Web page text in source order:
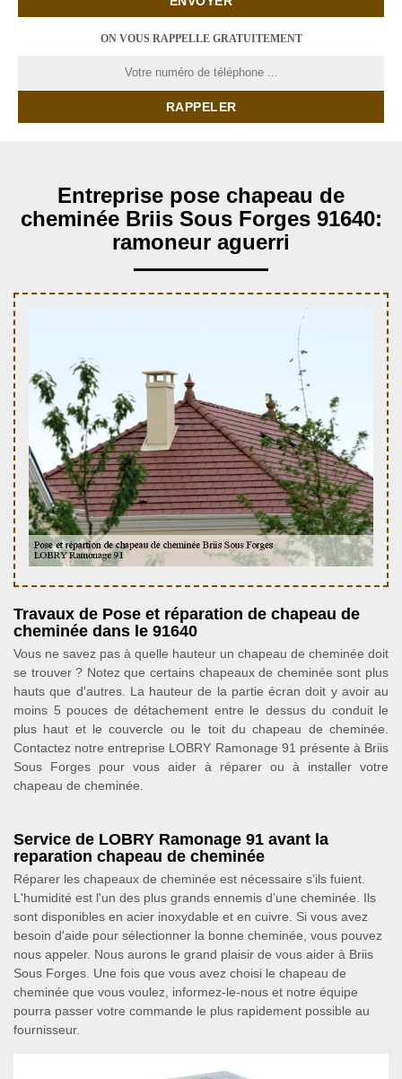
ON VOUS RAPPELLE GRATUITEMENT
Entreprise pose chapeau de
cheminée Briis Sous Forges 91640:
ramoneur aguerri
Travaux de Pose et réparation de chapeau de
cheminée dans le 91640
Vous ne savez pas à quelle hauteur un chapeau de cheminée doit
se trouver ? Notez que certains chapeaux de cheminée sont plus
hauts que d'autres. La hauteur de la partie écran doit y avoir au
moins 5 pouces de détachement entre le dessus du conduit le
plus haut et le couvercle ou le toit du chapeau de cheminée.
Contactez notre entreprise LOBRY Ramonage 91 présente à Briis
Sous Forges pour vous aider à réparer ou à installer votre
chapeau de cheminée.
Service de LOBRY Ramonage 91 avant la
reparation chapeau de cheminée
Réparer les chapeaux de cheminée est nécessaire s’ils fuient.
L'humidité est l'un des plus grands ennemis d’une cheminée. Ils
sont disponibles en acier inoxydable et en cuivre. Si vous avez
besoin d'aide pour sélectionner la bonne cheminée, vous pouvez
nous appeler. Nous aurons le grand plaisir de vous aider à Briis
Sous Forges. Une fois que vous avez choisi le chapeau de
cheminée que vous voulez, informez-le-nous et notre équipe
pourra passer votre commande le plus rapidement possible au
fournisseur.